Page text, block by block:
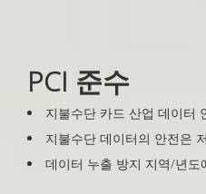
PCI 준수
지불수단 카드 산업 데이터
지불수단 데이터의 안전은
데이터 누출 방지 지역/년도